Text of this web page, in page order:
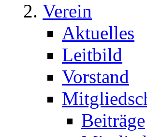
Verein
Aktuelles
Leitbild
Vorstand
Beiträge